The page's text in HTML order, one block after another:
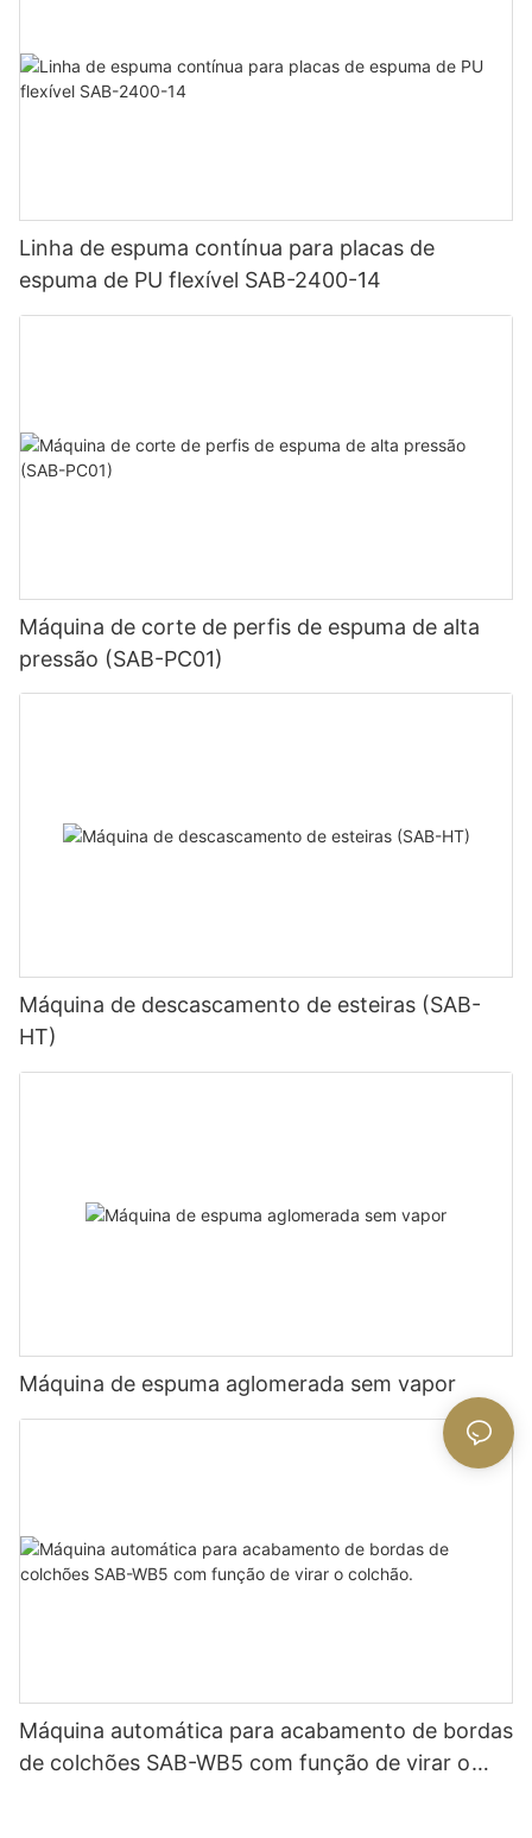
Linha de espuma contínua para placas de
espuma de PU flexível SAB-2400-14
Máquina de corte de perfis de espuma de alta
pressão (SAB-PC01)
Máquina de descascamento de esteiras (SAB-
HT)
Máquina de espuma aglomerada sem vapor
Máquina automática para acabamento de bordas
de colchões SAB-WB5 com função de virar o